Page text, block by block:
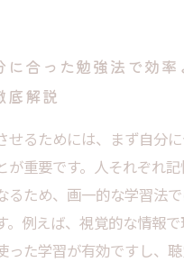
に合った勉強法で効率
底解説
せるためには、まず自分
が重要です。人それぞれ
るため、画一的な学習法
。例えば、視覚的な情報
った学習が有効ですし、